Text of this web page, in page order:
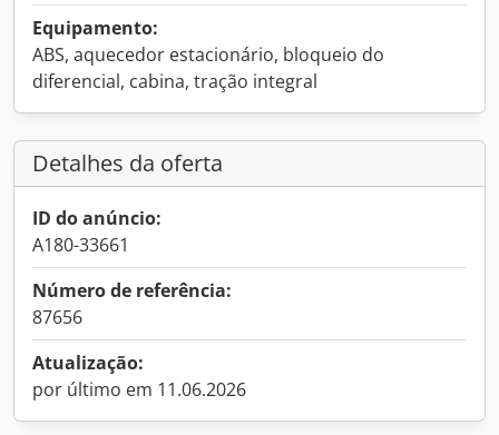
Equipamento:
ABS, aquecedor estacionário, bloqueio do
diferencial, cabina, tração integral
Detalhes da oferta
ID do anúncio:
A180-33661
Número de referência:
87656
Atualização:
por último em 11.06.2026